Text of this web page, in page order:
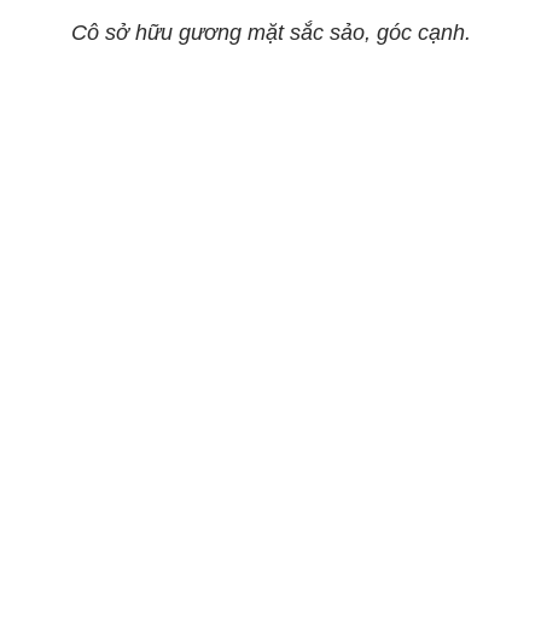
Cô sở hữu gương mặt sắc sảo, góc cạnh.